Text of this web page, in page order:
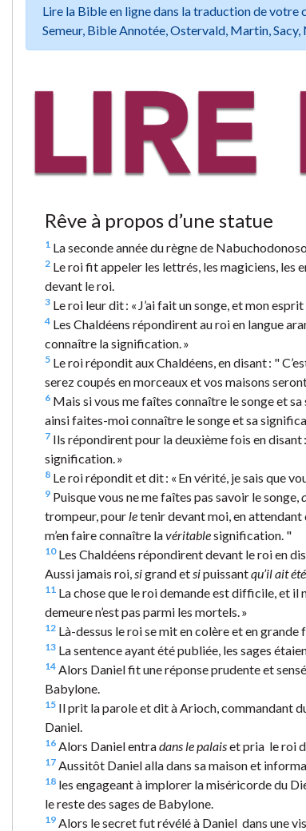
Lire la Bible en ligne dans la traduction de votre
Semeur, Bible Annotée, Ostervald, Martin,
Rêve à propos d’une statue
1 La seconde année du règne de
2 Le roi fit appeler les lettrés, les magiciens, les
devant le roi.
3 Le roi leur dit : « J’ai fait un songe, et mon
4 Les Chaldéens répondirent au roi en langue
connaître la signification. »
5 Le roi répondit aux Chaldéens, en disant : "
serez coupés en morceaux et vos maisons
6 Mais si vous me faîtes connaître le songe et
ainsi faites-moi connaître le songe et sa
7 Ils répondirent pour la deuxième fois en disant
signification. »
8 Le roi répondit et dit : « En vérité, je sais que
9 Puisque vous ne me faîtes pas savoir le songe,
trompeur, pour letenir devant moi, en attendant
m’en faire connaître lavéritablesignification. "
10Les Chaldéens répondirent devant le roi en
Aussi jamais roi, sigrand et sipuissantqu’il ait été
11 La chose que le roi demande est difficile, et il
demeure n’est pas parmi les mortels. »
12 Là-dessus le roi se mit en colère et en
13 La sentence ayant été publiée, les sages
14 Alors Daniel fit une réponse prudente et
Babylone.
15 Il prit la parole et dit à Arioch, commandant
Daniel.
16 Alors Daniel entradans le palaiset pria le roi
17 Aussitôt Daniel alla dans sa maison et
18 les engageant à implorer la miséricorde du
le reste des sages de Babylone.
19 Alors le secret fut révélé à Daniel dans une